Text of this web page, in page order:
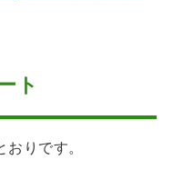
ト
りです。